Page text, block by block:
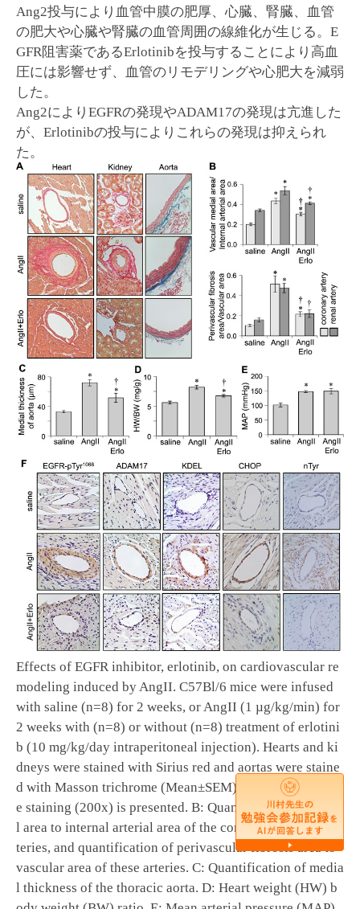
Ang2投与により血管中膜の肥厚、心臓、腎臓、血管
の肥大や心臓や腎臓の血管周囲の線維化が生じる。E
GFR阻害薬であるErlotinibを投与することにより高血
圧には影響せず、血管のリモデリングや心肥大を減弱
した。
Ang2によりEGFRの発現やADAM17の発現は亢進した
が、Erlotinibの投与によりこれらの発現は抑えられ
た。
Effects of EGFR inhibitor, erlotinib, on cardiovascular re
modeling induced by AngII. C57Bl/6 mice were infused
with saline (n=8) for 2 weeks, or AngII (1 µg/kg/min) for
2 weeks with (n=8) or without (n=8) treatment of erlotini
b (10 mg/kg/day intraperitoneal injection). Hearts and ki
dneys were stained with Sirius red and aortas were staine
d with Masson trichrome (Mean±SEM). A: Representativ
e staining (200x) is presented. B: Quantification of media
l area to internal arterial area of the coronary and renal ar
teries, and quantification of perivascular fibrosis area to
vascular area of these arteries. C: Quantification of media
l thickness of the thoracic aorta. D: Heart weight (HW) b